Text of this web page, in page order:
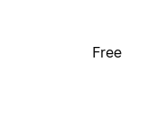
Free